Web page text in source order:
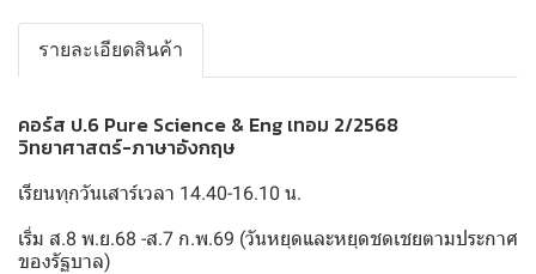
รายละเอียดสินค้า
คอร์ส ป.6 Pure Science & Eng เทอม 2/2568
วิทยาศาสตร์-ภาษาอังกฤษ
เรียนทุกวันเสาร์เวลา 14.40-16.10 น.
เริ่ม ส.8 พ.ย.68 -ส.7 ก.พ.69 (วันหยุดและหยุดชดเชยตามประกาศ
ของรัฐบาล)